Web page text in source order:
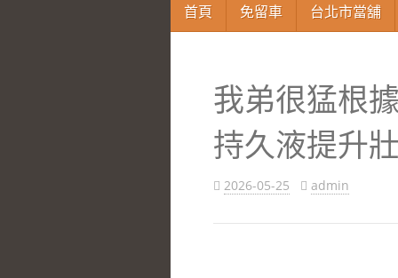
跳
至
首頁 免留車 台北市當舖
我弟很猛根
持久液提升
2026-05-25 admin